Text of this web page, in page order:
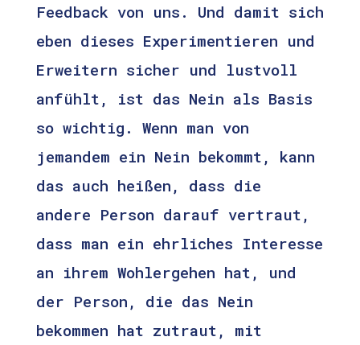
Feedback von uns. Und damit sich
eben dieses Experimentieren und
Erweitern sicher und lustvoll
anfühlt, ist das Nein als Basis
so wichtig. Wenn man von
jemandem ein Nein bekommt, kann
das auch heißen, dass die
andere Person darauf vertraut,
dass man ein ehrliches Interesse
an ihrem Wohlergehen hat, und
der Person, die das Nein
bekommen hat zutraut, mit